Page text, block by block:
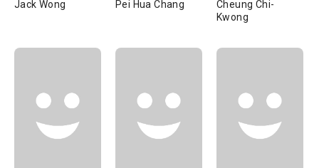
Jack Wong Pei Hua Chang
Cheung Chi-
Kwong